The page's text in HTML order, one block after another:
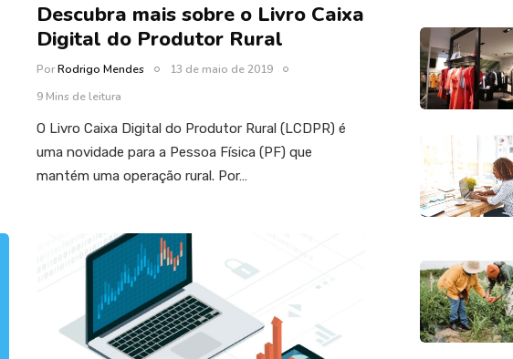
Descubra mais sobre o Livro Caixa
Digital do Produtor Rural
PorRodrigo Mendes
13 de maio de 2019
9 Mins de leitura
O Livro Caixa Digital do Produtor Rural (LCDPR) é
uma novidade para a Pessoa Física (PF) que
mantém uma operação rural. Por…